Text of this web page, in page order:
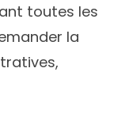
toutes les
la